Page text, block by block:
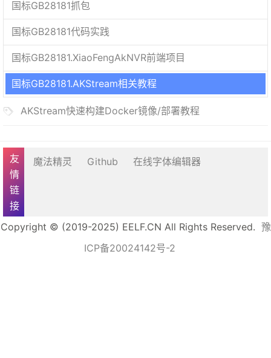
国标GB28181抓包
国标GB28181代码实践
国标GB28181.XiaoFengAkNVR前端项目
国标GB28181.AKStream相关教程
AKStream快速构建Docker镜像/部署教程
友情链接 魔法精灵 Github 在线字体编辑器
Copyright © (2019-2025) EELF.CN All Rights Reserved. 豫
ICP备20024142号-2